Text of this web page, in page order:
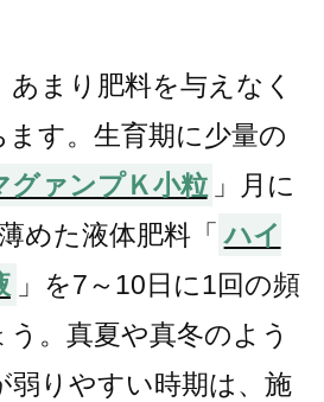
まり肥料を与えなく
す。生育期に少量の
グァンプＫ小粒 」月に
めた液体肥料「 ハイ
」を7～10日に1回の頻
。真夏や真冬のよう
弱りやすい時期は、施